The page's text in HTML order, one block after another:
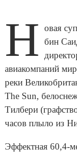
Н овая
бин
авиакомпаний
реки
The Sun,
Тилбери
часов плыло из
Эффектная 60,4-